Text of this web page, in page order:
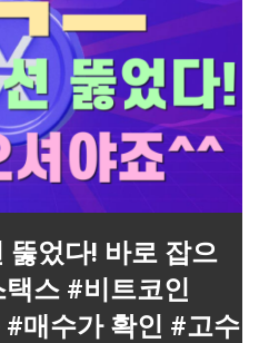
뚫었다! 바로 잡으
스 #비트코인
매수가 확인 #고수